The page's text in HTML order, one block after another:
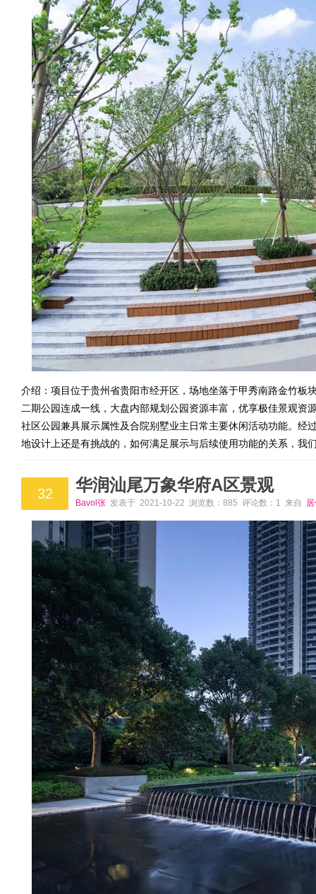
介绍：项目位于贵州省贵阳市经开区，场地坐落于甲秀南路金竹板
二期公园连成一线，大盘内部规划公园资源丰富，优享极佳景观
社区公园兼具展示属性及合院别墅业主日常主要休闲活动功能。经
地设计上还是有挑战的，如何满足展示与后续使用功能的关系，我
32 华润汕尾万象华府A区景观
Bavol张 发表于 2021-10-22 浏览数：885 评论数：1 来自